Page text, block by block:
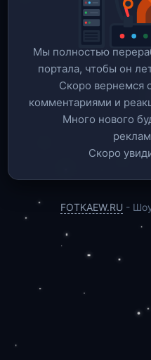
Мы полностью
портала, чтобы он
Скоро вернемся
комментариями и
Много нового
Скоро
FOTKAEW.RU -